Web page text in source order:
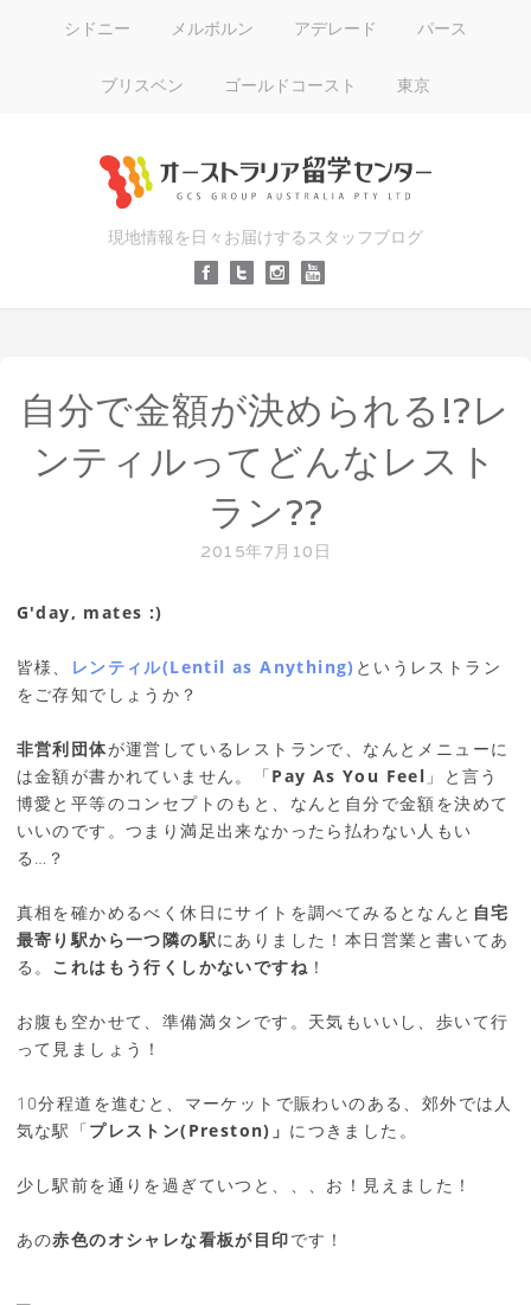
シドニー メルボルン アデレード パース
ブリスベン ゴールドコースト 東京
現地情報を日々お届けするスタッフブログ
自分で金額が決められる!?レ
ンティルってどんなレスト
ラン??
2015年7月10日
G'day, mates :)
皆様、 レンティル(Lentil as Anything) というレストラン
をご存知でしょうか？
非営利団体が運営しているレストランで、なんとメニューに
は金額が書かれていません。「Pay As You Feel 」と言う
博愛と平等のコンセプトのもと、なんと自分で金額を決めて
いいのです。つまり満足出来なかったら払わない人もい
る…？
真相を確かめるべく休日にサイトを調べてみるとなんと 自宅
最寄り駅から一つ隣の駅にありました！本日営業と書いてあ
る。 これはもう行くしかないですね ！
お腹も空かせて、準備満タンです。天気もいいし、歩いて行
って見ましょう！
10分程道を進むと、マーケットで賑わいのある、郊外では人
気な駅「プレストン(Preston)」 につきました。
少し駅前を通りを過ぎていつと、、、お！見えました！
あの赤色のオシャレな看板が目印です！